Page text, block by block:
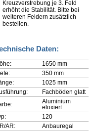
Kreuzverstrebung je 3. Feld
erhöht die Stabilität. Bitte bei
weiteren Feldern zusätzlich
bestellen.
Daten:
1650 mm
350 mm
1025 mm
Fachböden glatt
Aluminium
eloxiert
120
AR:
Anbauregal